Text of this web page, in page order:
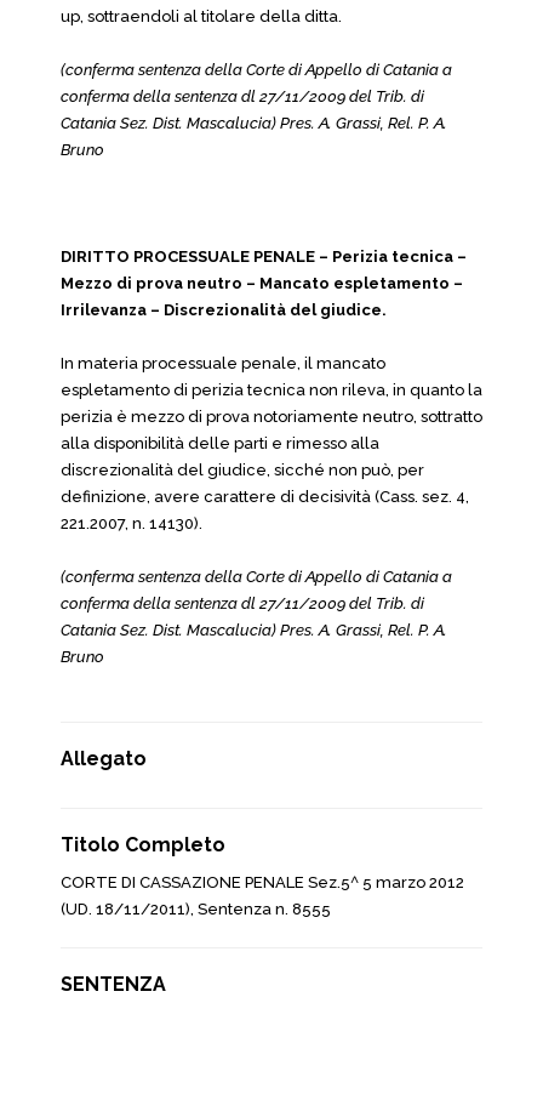
up, sottraendoli al titolare della ditta.
(conferma sentenza della Corte di Appello di Catania a
conferma della sentenza dl 27/11/2009 del Trib. di
Catania Sez. Dist. Mascalucia) Pres. A. Grassi, Rel. P. A.
Bruno
DIRITTO PROCESSUALE PENALE – Perizia tecnica –
Mezzo di prova neutro – Mancato espletamento –
Irrilevanza – Discrezionalità del giudice.
In materia processuale penale, il mancato
espletamento di perizia tecnica non rileva, in quanto la
perizia è mezzo di prova notoriamente neutro, sottratto
alla disponibilità delle parti e rimesso alla
discrezionalità del giudice, sicché non può, per
definizione, avere carattere di decisività (Cass. sez. 4,
221.2007, n. 14130).
(conferma sentenza della Corte di Appello di Catania a
conferma della sentenza dl 27/11/2009 del Trib. di
Catania Sez. Dist. Mascalucia) Pres. A. Grassi, Rel. P. A.
Bruno
Allegato
Titolo Completo
CORTE DI CASSAZIONE PENALE Sez.5^ 5 marzo 2012
(UD. 18/11/2011), Sentenza n. 8555
SENTENZA